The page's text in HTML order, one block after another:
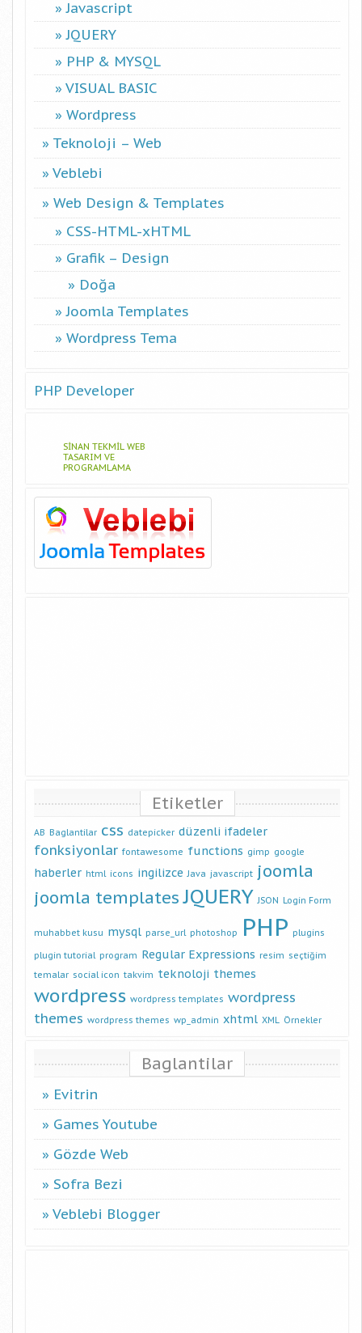
Javascript
JQUERY
PHP & MYSQL
VISUAL BASIC
Wordpress
Teknoloji – Web
Veblebi
Web Design & Templates
CSS-HTML-xHTML
Grafik – Design
Doğa
Joomla Templates
Wordpress Tema
PHP Developer
SINAN TEKMIL WEB
TASARIM VE
PROGRAMLAMA
Etiketler
AB Baglantilar css datepicker düzenli ifadeler
fonksiyonlar fontawesome functions gimp google
haberler html icons ingilizce Java javascript joomla
joomla templates JQUERY JSON Login Form
muhabbet kusu mysql parse_url photoshop PHP plugins
plugin tutorial program Regular Expressions resim seçtiğim
temalar social icon takvim teknoloji themes
wordpress wordpress templates wordpress
themes wordpress themes wp_admin xhtml XML Örnekler
Baglantilar
Evitrin
Games Youtube
Gözde Web
Sofra Bezi
Veblebi Blogger